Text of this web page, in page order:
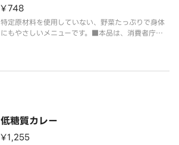
¥748
特定原材料を使用していない、野菜たっぷりで身体
にもやさしいメニューです。■本品は、消費者庁許
低糖質カレー
¥1,255